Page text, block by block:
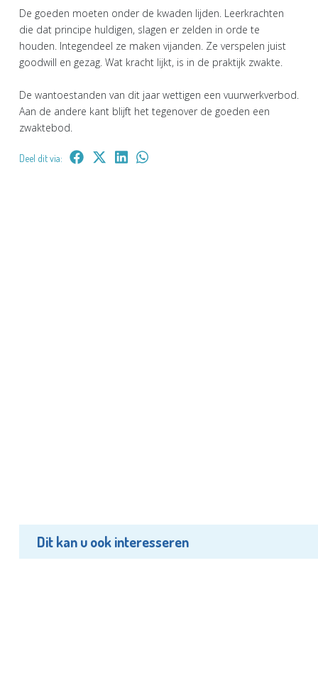
De goeden moeten onder de kwaden lijden. Leerkrachten
die dat principe huldigen, slagen er zelden in orde te
houden. Integendeel ze maken vijanden. Ze verspelen juist
goodwill en gezag. Wat kracht lijkt, is in de praktijk zwakte.
De wantoestanden van dit jaar wettigen een vuurwerkverbod.
Aan de andere kant blijft het tegenover de goeden een
zwaktebod.
Deel dit via:
Dit kan u ook interesseren